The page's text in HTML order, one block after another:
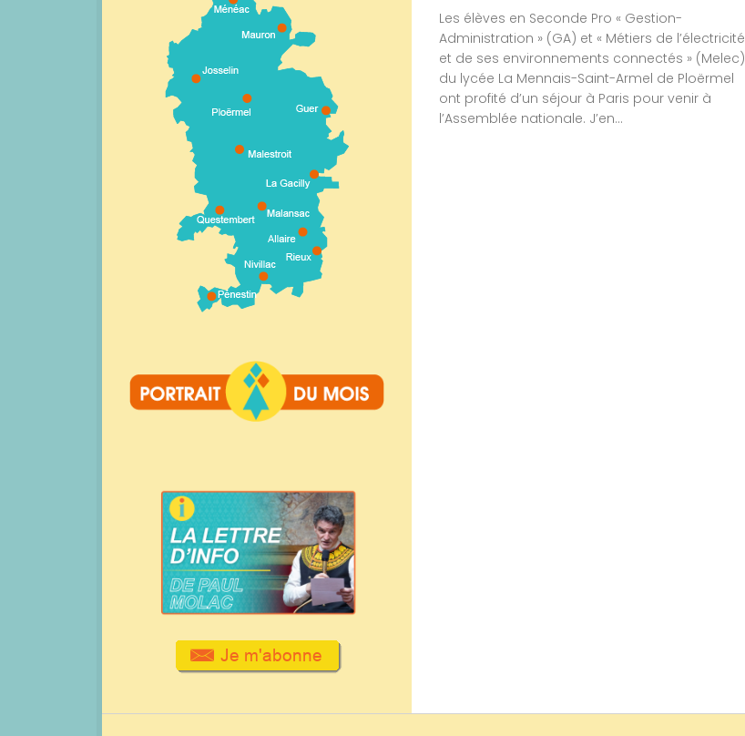
Les élèves en Seconde Pro « Gestion-
Administration » (GA) et « Métiers de l’électricité
et de ses environnements connectés » (Melec)
du lycée La Mennais-Saint-Armel de Ploërmel
ont profité d’un séjour à Paris pour venir à
l’Assemblée nationale. J’en...